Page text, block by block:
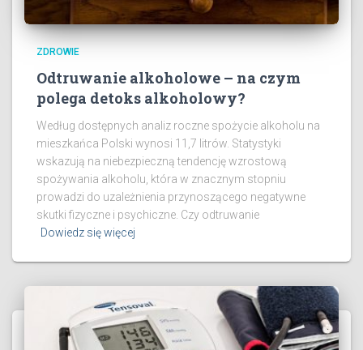
ZDROWIE
Odtruwanie alkoholowe – na czym
polega detoks alkoholowy?
Według dostępnych analiz roczne spożycie alkoholu na
mieszkańca Polski wynosi 11,7 litrów. Statystyki
wskazują na niebezpieczną tendencję wzrostową
spożywania alkoholu, która w znacznym stopniu
prowadzi do uzależnienia przynoszącego negatywne
skutki fizyczne i psychiczne. Czy odtruwanie
Dowiedz się więcej